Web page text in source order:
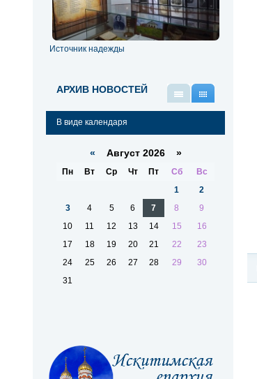
Источник надежды
АРХИВ НОВОСТЕЙ
В виде календаря
« Август 2026 »
Пн Вт Ср Чт Пт Сб
Вс
1
2
3
4 5 6 7 8
9
10
11 12 13 14 15
16
17
18 19 20 21 22
23
24
25 26 27 28 29
30
31